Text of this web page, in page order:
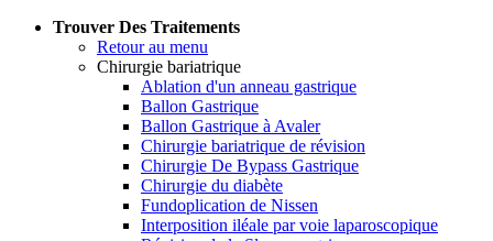
Trouver Des Traitements
Retour au menu
Chirurgie bariatrique
Ablation d'un anneau gastrique
Ballon Gastrique
Ballon Gastrique à Avaler
Chirurgie bariatrique de révision
Chirurgie De Bypass Gastrique
Chirurgie du diabète
Fundoplication de Nissen
Interposition iléale par voie laparoscopique